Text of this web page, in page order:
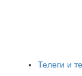
Телеги и